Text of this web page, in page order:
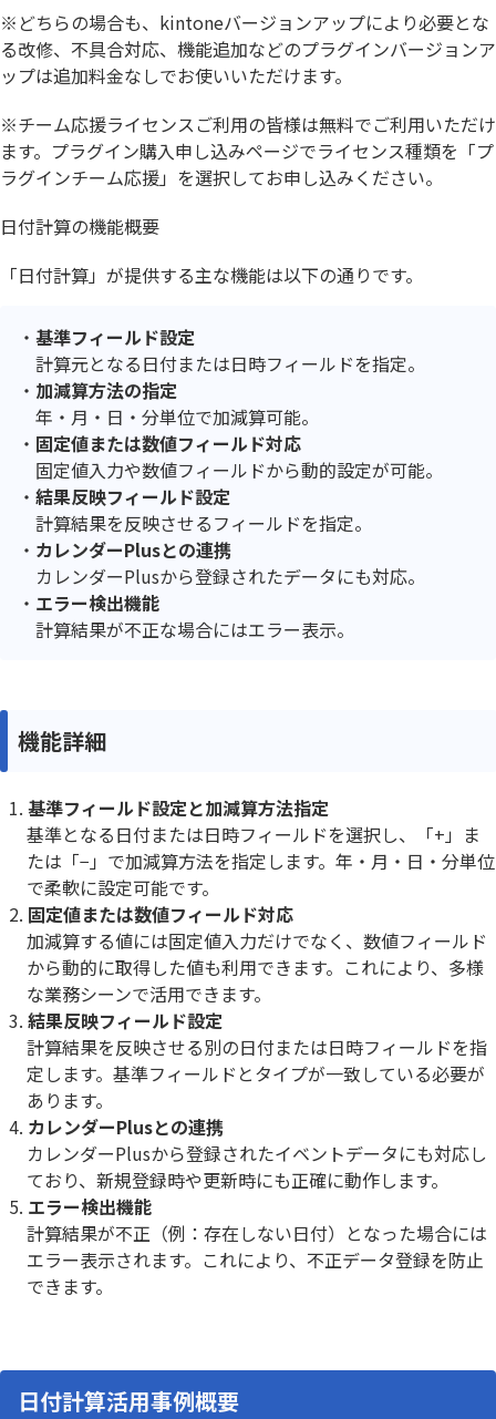
※どちらの場合も、kintoneバージョンアップにより必要とな
る改修、不具合対応、機能追加などのプラグインバージョンア
ップは追加料金なしでお使いいただけます。
※チーム応援ライセンスご利用の皆様は無料でご利用いただけ
ます。プラグイン購入申し込みページでライセンス種類を「プ
ラグインチーム応援」を選択してお申し込みください。
日付計算の機能概要
「日付計算」が提供する主な機能は以下の通りです。
基準フィールド設定
計算元となる日付または日時フィールドを指定。
加減算方法の指定
年・月・日・分単位で加減算可能。
固定値または数値フィールド対応
固定値入力や数値フィールドから動的設定が可能。
結果反映フィールド設定
計算結果を反映させるフィールドを指定。
カレンダーPlusとの連携
カレンダーPlusから登録されたデータにも対応。
エラー検出機能
計算結果が不正な場合にはエラー表示。
機能詳細
基準フィールド設定と加減算方法指定
基準となる日付または日時フィールドを選択し、「+」ま
たは「−」で加減算方法を指定します。年・月・日・分単位
で柔軟に設定可能です。
固定値または数値フィールド対応
加減算する値には固定値入力だけでなく、数値フィールド
から動的に取得した値も利用できます。これにより、多様
な業務シーンで活用できます。
結果反映フィールド設定
計算結果を反映させる別の日付または日時フィールドを指
定します。基準フィールドとタイプが一致している必要が
あります。
カレンダーPlusとの連携
カレンダーPlusから登録されたイベントデータにも対応し
ており、新規登録時や更新時にも正確に動作します。
エラー検出機能
計算結果が不正（例：存在しない日付）となった場合には
エラー表示されます。これにより、不正データ登録を防止
できます。
日付計算活用事例概要